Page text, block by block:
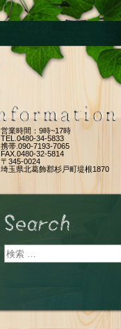
営業時間：9時~17時
TEL.0480-34-5833
携帯.090-7193-7065
FAX.0480-32-5814
〒345-0024
埼玉県北葛飾郡杉戸町堤根1870